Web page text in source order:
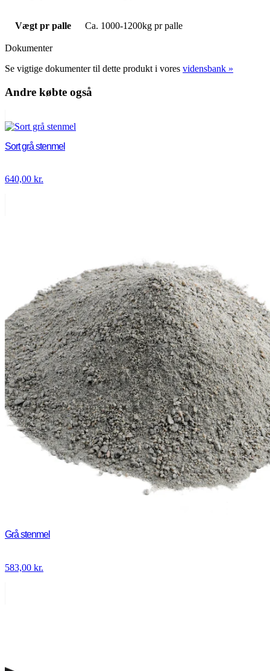
Vægt pr palle Ca. 1000-1200kg pr palle
Dokumenter
Se vigtige dokumenter til dette produkt i vores vidensbank »
Andre købte også
Sort grå stenmel
640,00 kr.
Grå stenmel
583,00 kr.